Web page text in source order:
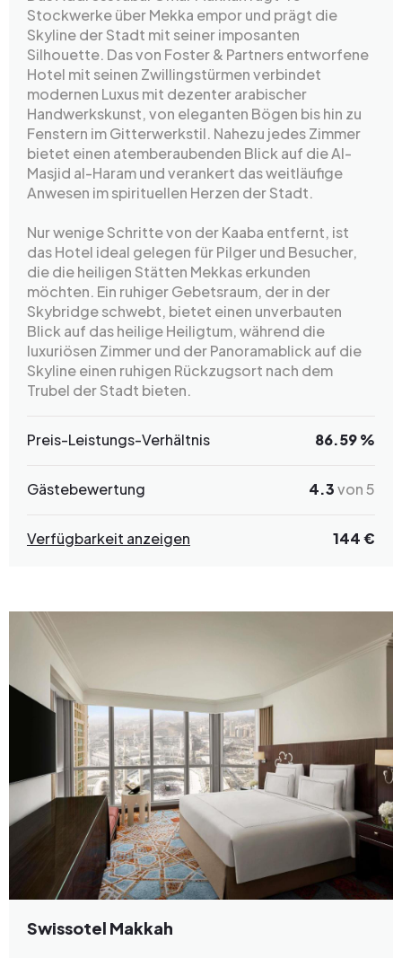
Stockwerke über Mekka empor und prägt die
Skyline der Stadt mit seiner imposanten
Silhouette. Das von Foster & Partners entworfene
Hotel mit seinen Zwillingstürmen verbindet
modernen Luxus mit dezenter arabischer
Handwerkskunst, von eleganten Bögen bis hin zu
Fenstern im Gitterwerkstil. Nahezu jedes Zimmer
bietet einen atemberaubenden Blick auf die Al-
Masjid al-Haram und verankert das weitläufige
Anwesen im spirituellen Herzen der Stadt.
Nur wenige Schritte von der Kaaba entfernt, ist
das Hotel ideal gelegen für Pilger und Besucher,
die die heiligen Stätten Mekkas erkunden
möchten. Ein ruhiger Gebetsraum, der in der
Skybridge schwebt, bietet einen unverbauten
Blick auf das heilige Heiligtum, während die
luxuriösen Zimmer und der Panoramablick auf die
Skyline einen ruhigen Rückzugsort nach dem
Trubel der Stadt bieten.
Preis-Leistungs-Verhältnis 86.59 %
Gästebewertung 4.3von 5
Verfügbarkeit anzeigen 144 €
Swissotel Makkah